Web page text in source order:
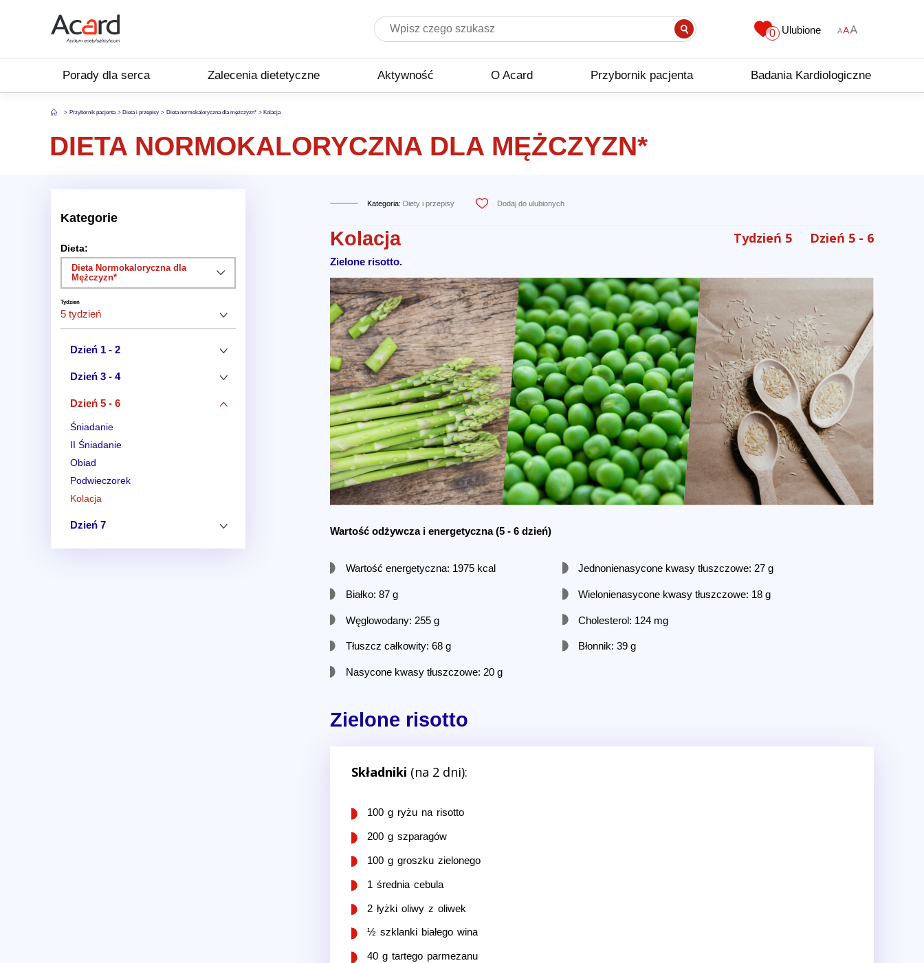
0 Ulubione
Porady dla serca Zalecenia dietetyczne Aktywność O Acard Przybornik pacjenta Badania Kardiologiczne
Przybornik pacjenta Dieta i przepisy Dieta normokaloryczna dla mężczyzn* Kolacja
DIETA NORMOKALORYCZNA DLA MĘŻCZYZN*
Kategorie
Dieta:
Dieta Normokaloryczna dla
Mężczyzn*
Tydzień
5 tydzień
Dzień 1 - 2
Dzień 3 - 4
Dzień 5 - 6
Śniadanie
II Śniadanie
Obiad
Podwieczorek
Kolacja
Dzień 7
Kategoria: Diety i przepisy Dodaj do ulubionych
Kolacja Tydzień 5 Dzień 5 - 6
Zielone risotto.
Wartość odżywcza i energetyczna(5 - 6 dzień)
Wartość energetyczna: 1975 kcal Jednonienasycone kwasy tłuszczowe: 27 g
Białko: 87 g Wielonienasycone kwasy tłuszczowe: 18 g
Węglowodany: 255 g Cholesterol: 124 mg
Tłuszcz całkowity: 68 g Błonnik: 39 g
Nasycone kwasy tłuszczowe: 20 g
Zielone risotto
Składniki (na 2 dni):
100 g ryżu na risotto
200 g szparagów
100 g groszku zielonego
1 średnia cebula
2 łyżki oliwy z oliwek
½ szklanki białego wina
40 g tartego parmezanu